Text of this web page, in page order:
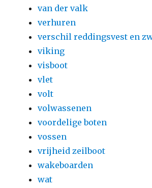
van der valk
verhuren
verschil reddingsvest en
viking
visboot
vlet
volt
volwassenen
voordelige boten
vossen
vrijheid zeilboot
wakeboarden
wat